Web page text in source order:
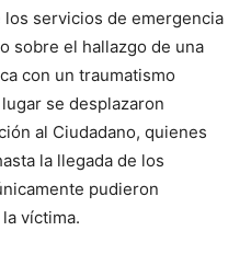
los servicios de emergencia
sobre el hallazgo de una
con un traumatismo
se desplazaron
al Ciudadano, quienes
la llegada de los
pudieron
víctima.